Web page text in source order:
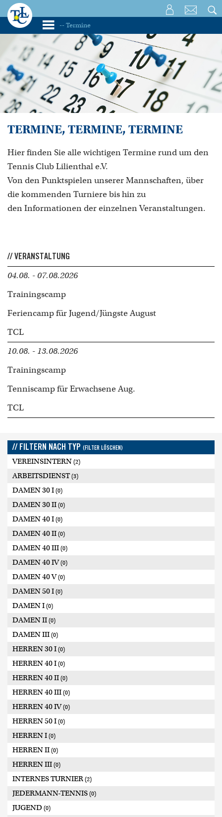
TERMINE, TERMINE, TERMINE
Hier finden Sie alle wichtigen Termine rund um den
Tennis Club Lilienthal e.V.
Von den Punktspielen unserer Mannschaften, über
die kommenden Turniere bis hin zu
den Informationen der einzelnen Veranstaltungen.
// VERANSTALTUNG
04.08. - 07.08.2026
Trainingscamp
Feriencamp für Jugend/Jüngste August
TCL
10.08. - 13.08.2026
Trainingscamp
Tenniscamp für Erwachsene Aug.
TCL
// FILTERN NACH TYP (FILTER LÖSCHEN)
VEREINSINTERN (2)
ARBEITSDIENST(3)
DAMEN 30 I (0)
DAMEN 30 II (0)
DAMEN 40 I (0)
DAMEN 40 II (0)
DAMEN 40 III (0)
DAMEN 40 IV(0)
DAMEN 40 V(0)
DAMEN 50 I (0)
DAMEN I (0)
DAMEN II (0)
DAMEN III (0)
HERREN 30 I (0)
HERREN 40 I (0)
HERREN 40 II (0)
HERREN 40 III (0)
HERREN 40 IV(0)
HERREN 50 I (0)
HERREN I (0)
HERREN II (0)
HERREN III (0)
INTERNES TURNIER (2)
JEDERMANN-TENNIS (0)
JUGEND (0)